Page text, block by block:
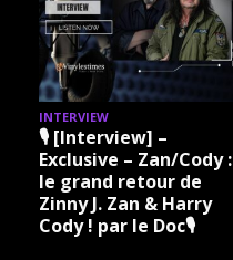
INTERVIEW
🎙 [Interview] –
Exclusive – Zan/Cody :
le grand retour de
Zinny J. Zan & Harry
Cody ! par le Doc🎙